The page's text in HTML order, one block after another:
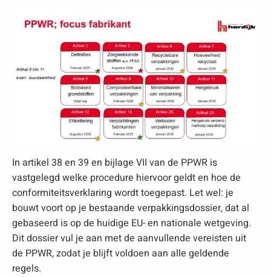
In artikel 38 en 39 en bijlage VII van de PPWR is
vastgelegd welke procedure hiervoor geldt en hoe de
conformiteitsverklaring wordt toegepast. Let wel: je
bouwt voort op je bestaande verpakkingsdossier, dat al
gebaseerd is op de huidige EU- en nationale wetgeving.
Dit dossier vul je aan met de aanvullende vereisten uit
de PPWR, zodat je blijft voldoen aan alle geldende
regels.